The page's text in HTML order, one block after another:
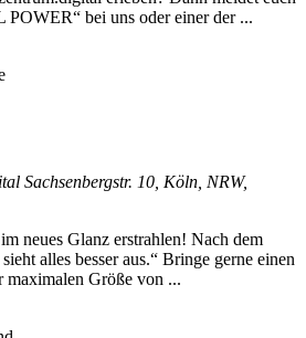
POWER“ bei uns oder einer der ...
Sachsenbergstr. 10, Köln, NRW,
neues Glanz erstrahlen! Nach dem
alles besser aus.“ Bringe gerne einen
maximalen Größe von ...